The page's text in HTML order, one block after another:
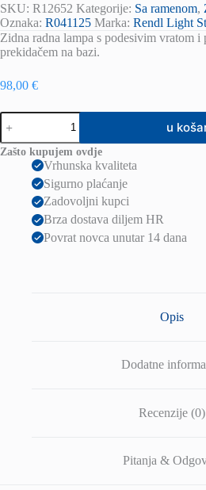
SKU: R12652 Kategorije: Sa ramenom,
Oznaka: R041125 Marka: Rendl Light
Zidna radna lampa s podesivim vratom i
prekidačem na bazi.
98,00 €
ANTE
zidna
bijela
mat
količina
u
Zašto kupujem ovdje
Vrhunska kvaliteta
Sigurno plaćanje
Zadovoljni kupci
Brza dostava diljem HR
Povrat novca unutar 14 dana
Opis
Dodatne
Recenzije (0)
Pitanja &